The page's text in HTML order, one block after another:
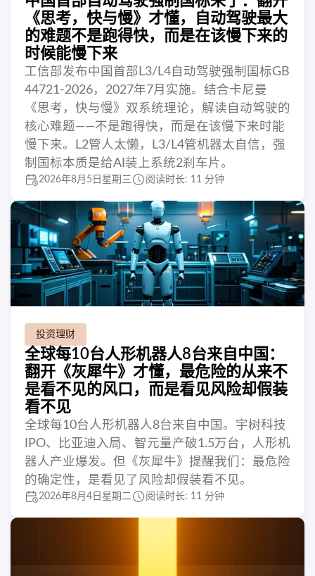
《思考，快与慢》才懂，自动驾驶最大
的难题不是跑得快，而是在该慢下来的
时候能慢下来
工信部发布中国首部L3/L4自动驾驶强制国标GB
44721-2026，2027年7月实施。结合卡尼曼
《思考，快与慢》双系统理论，解读自动驾驶的
核心难题——不是跑得快，而是在该慢下来时能
慢下来。L2管人太懒，L3/L4管机器太自信，强
制国标本质是给AI装上系统2刹车片。
2026年8月5日星期三 阅读时长: 11 分钟
投资理财
全球每10台人形机器人8台来自中国：
翻开《灰犀牛》才懂，最危险的从来不
是看不见的风口，而是看见风险却假装
看不见
全球每10台人形机器人8台来自中国。宇树科技
IPO、比亚迪入局、智元量产破1.5万台，人形机
器人产业爆发。但《灰犀牛》提醒我们：最危险
的确定性，是看见了风险却假装看不见。
2026年8月4日星期二 阅读时长: 11 分钟